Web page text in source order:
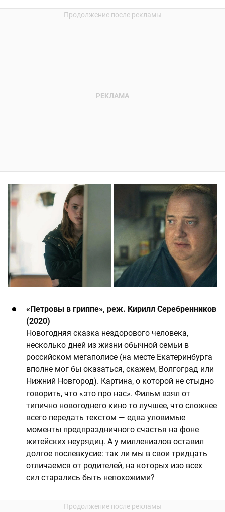
«Петровы в гриппе», реж. Кирилл Серебренников
(2020)
Новогодняя сказка нездорового человека,
несколько дней из жизни обычной семьи в
российском мегаполисе (на месте Екатеринбурга
вполне мог бы оказаться, скажем, Волгоград или
Нижний Новгород). Картина, о которой не стыдно
говорить, что «это про нас». Фильм взял от
типично новогоднего кино то лучшее, что сложнее
всего передать текстом — едва уловимые
моменты предпраздничного счастья на фоне
житейских неурядиц. А у миллениалов оставил
долгое послевкусие: так ли мы в свои тридцать
отличаемся от родителей, на которых изо всех
сил старались быть непохожими?